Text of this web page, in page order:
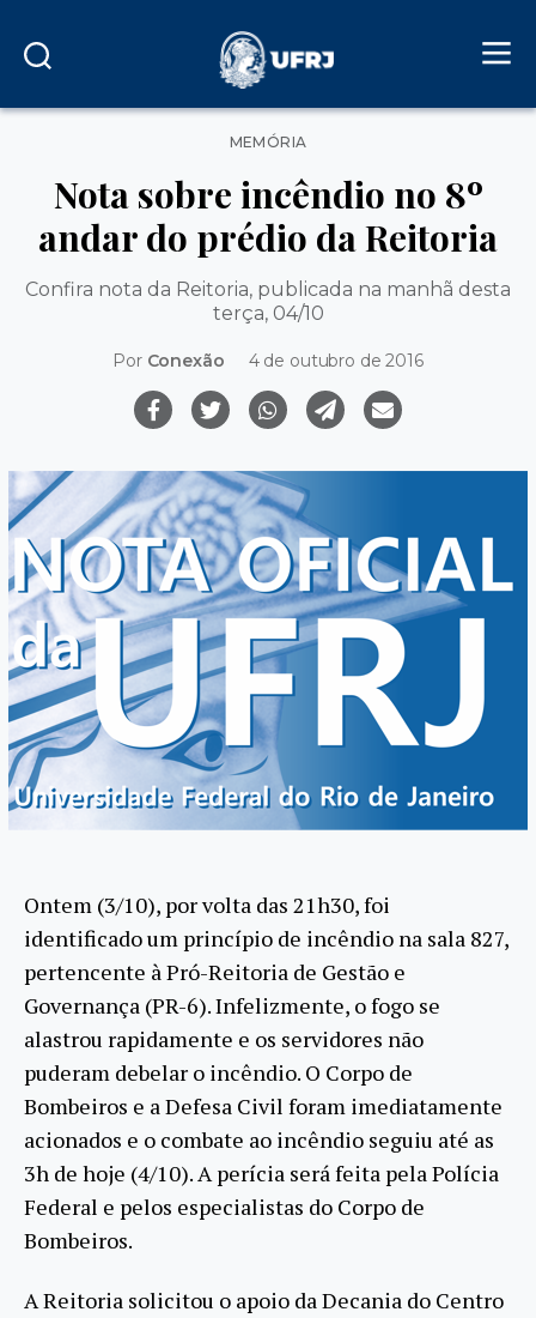
Categorias
MEMÓRIA
Nota sobre incêndio no 8º
andar do prédio da Reitoria
Confira nota da Reitoria, publicada na manhã desta
terça, 04/10
Por Conexão 4 de outubro de 2016
Ontem (3/10), por volta das 21h30, foi
identificado um princípio de incêndio na sala 827,
pertencente à Pró-Reitoria de Gestão e
Governança (PR-6). Infelizmente, o fogo se
alastrou rapidamente e os servidores não
puderam debelar o incêndio. O Corpo de
Bombeiros e a Defesa Civil foram imediatamente
acionados e o combate ao incêndio seguiu até as
3h de hoje (4/10). A perícia será feita pela Polícia
Federal e pelos especialistas do Corpo de
Bombeiros.
A Reitoria solicitou o apoio da Decania do Centro